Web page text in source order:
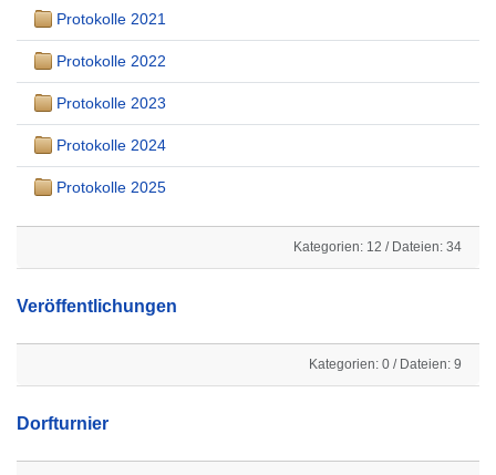
Protokolle 2021
Protokolle 2022
Protokolle 2023
Protokolle 2024
Protokolle 2025
Kategorien: 12 / Dateien: 34
Veröffentlichungen
Kategorien: 0 / Dateien: 9
Dorfturnier